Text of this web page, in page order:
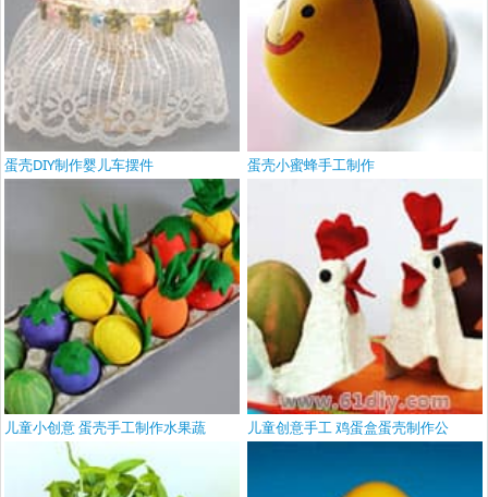
蛋壳DIY制作婴儿车摆件 蛋壳小蜜蜂手工制作
儿童小创意 蛋壳手工制作水果蔬 儿童创意手工 鸡蛋盒蛋壳制作公